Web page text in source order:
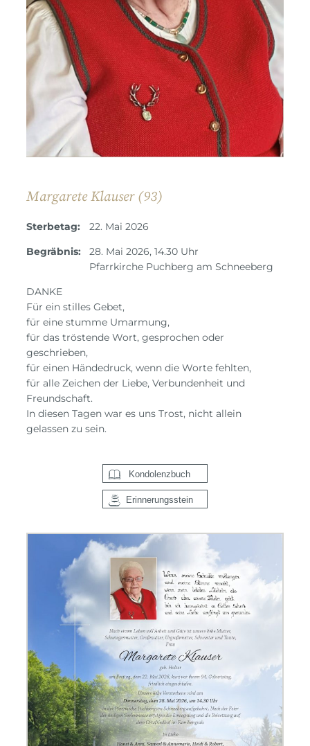
Margarete Klauser (93)
Sterbetag:
22. Mai 2026
Begräbnis:
28. Mai 2026, 14.30 Uhr
Pfarrkirche Puchberg am Schneeberg
DANKE
Für ein stilles Gebet,
für eine stumme Umarmung,
für das tröstende Wort, gesprochen oder
geschrieben,
für einen Händedruck, wenn die Worte fehlten,
für alle Zeichen der Liebe, Verbundenheit und
Freundschaft.
In diesen Tagen war es uns Trost, nicht allein
gelassen zu sein.
Kondolenzbuch
Erinnerungsstein